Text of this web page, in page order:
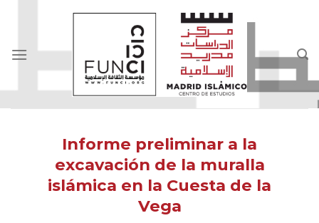
Informe preliminar a la
excavación de la muralla
islámica en la Cuesta de la
Vega